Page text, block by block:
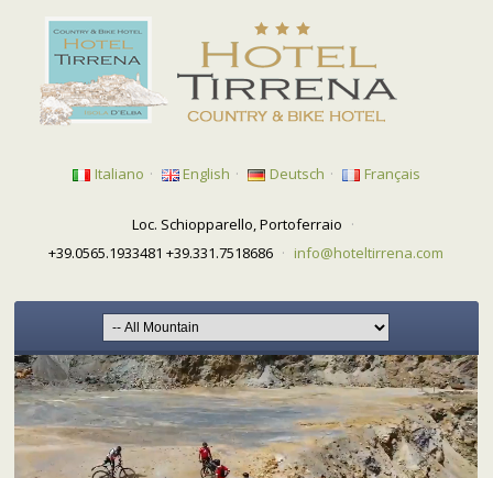
Italiano · English · Deutsch · Français
Loc. Schiopparello, Portoferraio ·
+39.0565.1933481 +39.331.7518686 · info@hoteltirrena.com